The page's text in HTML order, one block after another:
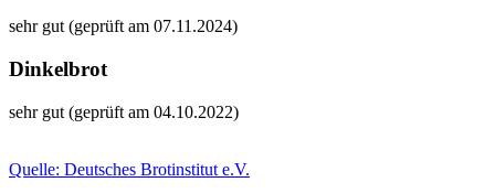
sehr gut (geprüft am 07.11.2024)
Dinkelbrot
sehr gut (geprüft am 04.10.2022)
Quelle: Deutsches Brotinstitut e.V.